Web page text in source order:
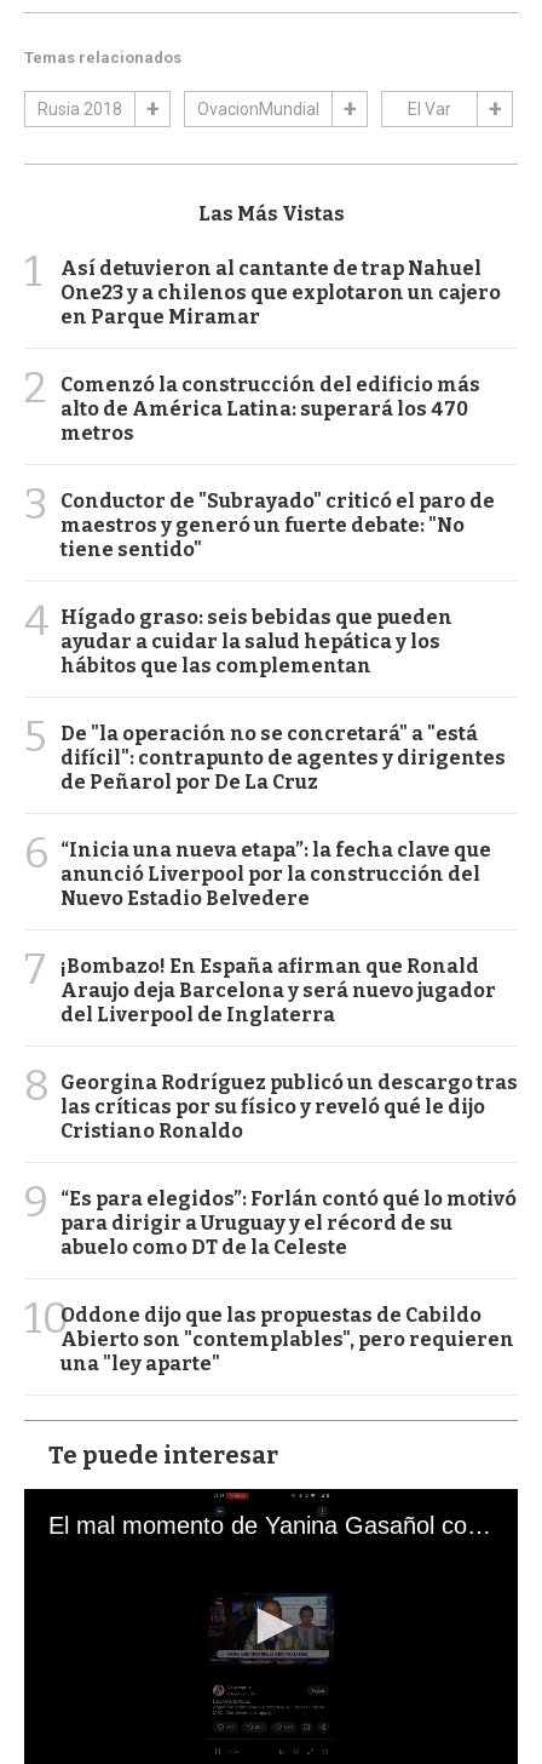
Temas relacionados
Rusia 2018 OvacionMundial El Var
Las Más Vistas
1
Así detuvieron al cantante de trap Nahuel
One23 y a chilenos que explotaron un cajero
en Parque Miramar
2
Comenzó la construcción del edificio más
alto de América Latina: superará los 470
metros
3
Conductor de "Subrayado" criticó el paro de
maestros y generó un fuerte debate: "No
tiene sentido"
4 Hígado graso: seis bebidas que pueden
ayudar a cuidar la salud hepática y los
hábitos que las complementan
5
De "la operación no se concretará" a "está
difícil": contrapunto de agentes y dirigentes
de Peñarol por De La Cruz
6
“Inicia una nueva etapa”: la fecha clave que
anunció Liverpool por la construcción del
Nuevo Estadio Belvedere
7
¡Bombazo! En España afirman que Ronald
Araujo deja Barcelona y será nuevo jugador
del Liverpool de Inglaterra
8
Georgina Rodríguez publicó un descargo tras
las críticas por su físico y reveló qué le dijo
Cristiano Ronaldo
9
“Es para elegidos”: Forlán contó qué lo motivó
para dirigir a Uruguay y el récord de su
abuelo como DT de la Celeste
10Oddone dijo que las propuestas de Cabildo
Abierto son "contemplables", pero requieren
una "ley aparte"
Te puede interesar
El mal momento de Yanina Gasañol con un hincha argentino en "Subrayado"